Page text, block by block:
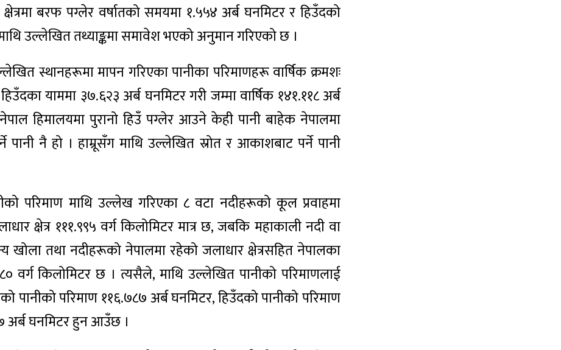
बरफ पग्लेर वर्षातको समयमा १.५५४ अर्ब घनमिटर र हिउँदको
उल्लेखित तथ्याङ्कमा समावेश भएको अनुमान गरिएको छ ।
स्थानहरूमा मापन गरिएका पानीका परिमाणहरू वार्षिक क्रमशः
याममा ३७.६२३ अर्ब घनमिटर गरी जम्मा वार्षिक १४१.११८ अर्ब
हिमालयमा पुरानो हिउँ पग्लेर आउने केही पानी बाहेक नेपालमा
नै हो । हाम्रूसँग माथि उल्लेखित स्रोत र आकाशबाट पर्ने पानी
परिमाण माथि उल्लेख गरिएका ८ वटा नदीहरूको कूल प्रवाहमा
क्षेत्र १११.९९५ वर्ग किलोमिटर मात्र छ, जबकि महाकाली नदी वा
तथा नदीहरूको नेपालमा रहेको जलाधार क्षेत्रसहित नेपालका
वर्ग किलोमिटर छ । त्यसैले, माथि उल्लेखित पानीको परिमाणलाई
पानीको परिमाण ११६.७८७ अर्ब घनमिटर, हिउँदको पानीको परिमाण
अर्ब घनमिटर हुन आउँछ ।